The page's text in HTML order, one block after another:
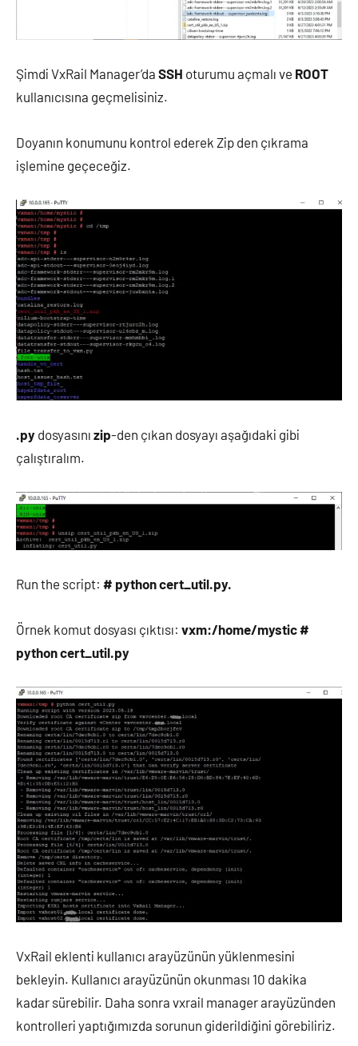
Şimdi VxRail Manager’da SSH oturumu açmalı ve ROOT
kullanıcısına geçmelisiniz.
Doyanın konumunu kontrol ederek Zip den çıkrama
işlemine geçeceğiz.
.py dosyasını zip-den çıkan dosyayı aşağıdaki gibi
çalıştıralım.
Run the script: # python cert_util.py.
Örnek komut dosyası çıktısı: vxm:/home/mystic #
python cert_util.py
VxRail eklenti kullanıcı arayüzünün yüklenmesini
bekleyin. Kullanıcı arayüzünün okunması 10 dakika
kadar sürebilir. Daha sonra vxrail manager arayüzünden
kontrolleri yaptığımızda sorunun giderildiğini görebiliriz.